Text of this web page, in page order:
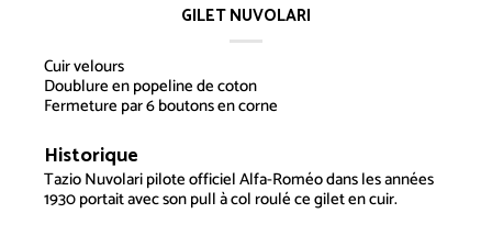
GILET NUVOLARI
Cuir velours
Doublure en popeline de coton
Fermeture par 6 boutons en corne
Historique
Tazio Nuvolari pilote officiel Alfa-Roméo dans les années
1930 portait avec son pull à col roulé cegileten cuir.